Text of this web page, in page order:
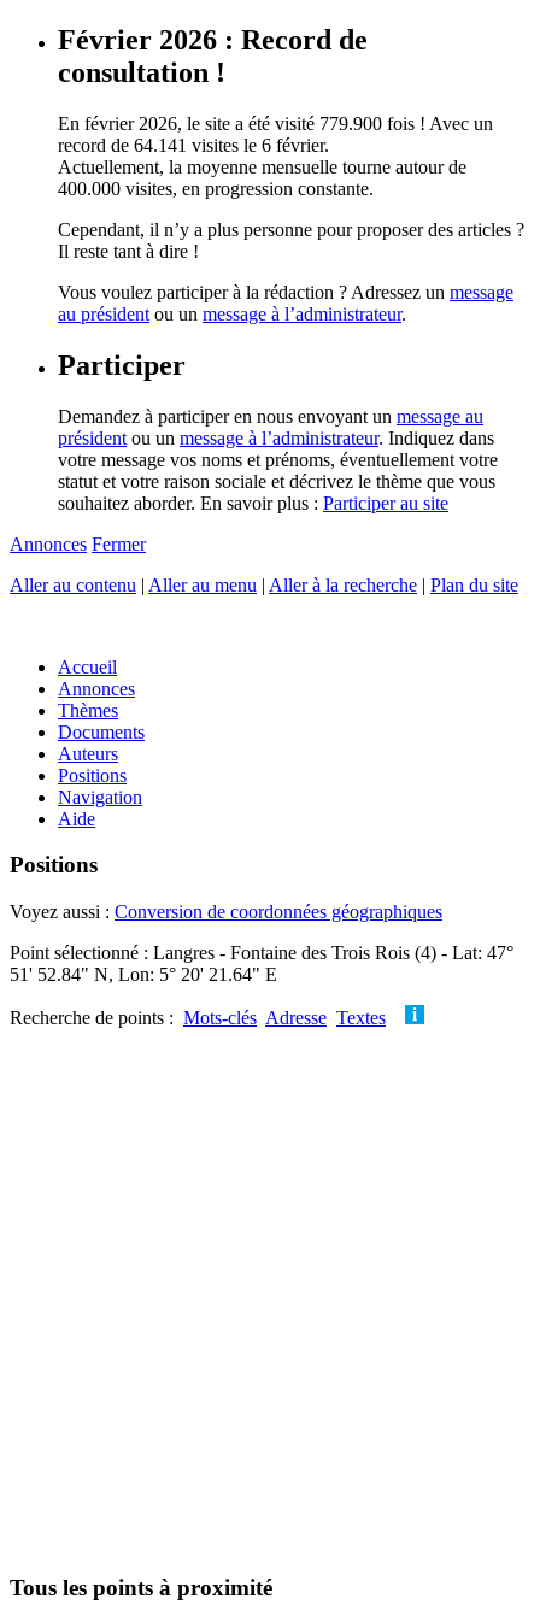
Février 2026 : Record de
consultation !
En février 2026, le site a été visité 779.900 fois ! Avec un
record de 64.141 visites le 6 février.
Actuellement, la moyenne mensuelle tourne autour de
400.000 visites, en progression constante.
Cependant, il n’y a plus personne pour proposer des articles ?
Il reste tant à dire !
Vous voulez participer à la rédaction ? Adressez un message
au président ou un message à l’administrateur.
Participer
Demandez à participer en nous envoyant un message au
président ou un message à l’administrateur. Indiquez dans
votre message vos noms et prénoms, éventuellement votre
statut et votre raison sociale et décrivez le thème que vous
souhaitez aborder. En savoir plus : Participer au site
Annonces Fermer
Aller au contenu | Aller au menu | Aller à la recherche | Plan du site
Accueil
Annonces
Thèmes
Documents
Auteurs
Positions
Navigation
Aide
Positions
Voyez aussi : Conversion de coordonnées géographiques
Point sélectionné : Langres - Fontaine des Trois Rois (4) - Lat: 47°
51' 52.84" N, Lon: 5° 20' 21.64" E
Recherche de points : Mots-clés Adresse Textes
Tous les points à proximité